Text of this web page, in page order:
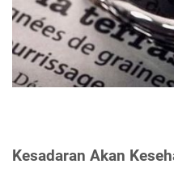
Kesadaran Akan